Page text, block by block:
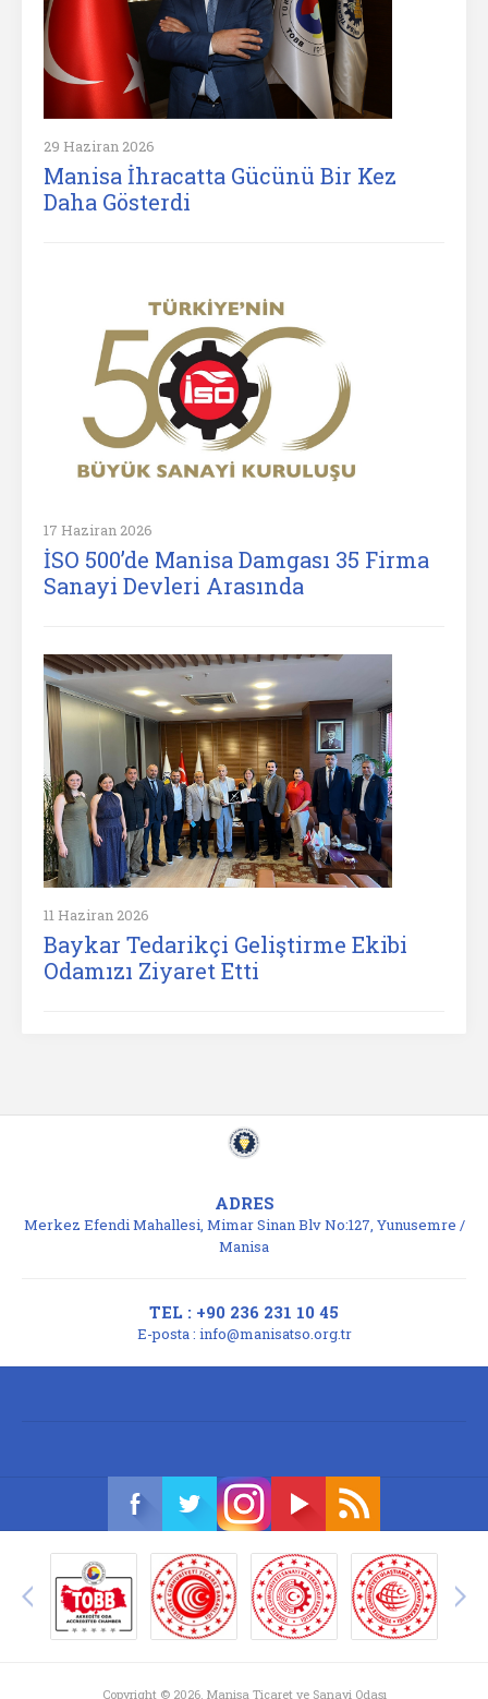
29 Haziran 2026
Manisa İhracatta Gücünü Bir Kez
Daha Gösterdi
17 Haziran 2026
İSO 500’de Manisa Damgası 35 Firma
Sanayi Devleri Arasında
11 Haziran 2026
Baykar Tedarikçi Geliştirme Ekibi
Odamızı Ziyaret Etti
ADRES
Merkez Efendi Mahallesi, Mimar Sinan Blv No:127, Yunusemre /
Manisa
TEL : +90 236 231 10 45
E-posta : info@manisatso.org.tr
Copyright © 2026. Manisa Ticaret ve Sanayi Odası